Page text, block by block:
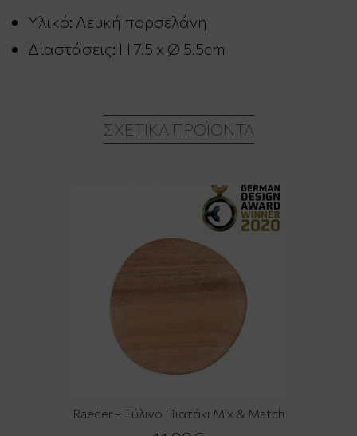
Υλικό: Λευκή πορσελάνη
Διαστάσεις: H 7.5 x Ø 5.5cm
ΣΧΕΤΙΚΆ ΠΡΟΪΌΝΤΑ
Raeder - Ξύλινο Πιατάκι Mix & Match